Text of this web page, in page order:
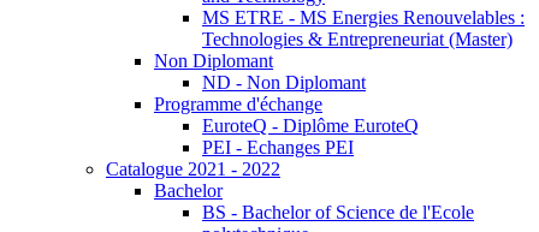
MS ETRE - MS Energies Renouvelables :
Technologies & Entrepreneuriat (Master)
Non Diplomant
ND - Non Diplomant
Programme d'échange
EuroteQ - Diplôme EuroteQ
PEI - Echanges PEI
Catalogue 2021 - 2022
Bachelor
BS - Bachelor of Science de l'Ecole